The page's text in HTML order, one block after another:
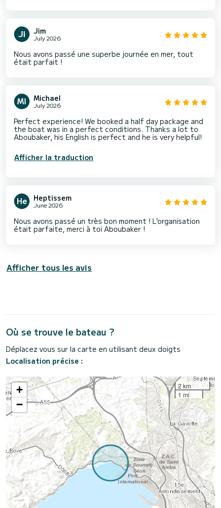
Jim
July 2026
Nous avons passé une superbe journée en mer, tout
était parfait !
Michael
July 2026
Perfect experience! We booked a half day package and
the boat was in a perfect conditions. Thanks a lot to
Aboubaker, his English is perfect and he is very helpful!
Afficher la traduction
Heptissem
June 2026
Nous avons passé un très bon moment ! L'organisation
était parfaite, merci à toi Aboubaker !
Afficher tous les avis
Où se trouve le bateau ?
Déplacez vous sur la carte en utilisant deux doigts
Localisation précise :
+
−
2 km
1 mi